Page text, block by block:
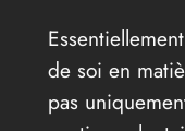
de soi en
pas